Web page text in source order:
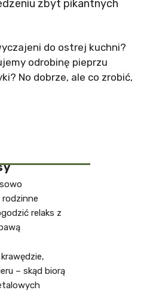
zbyt pikantnych
do ostrej kuchni?
odrobinę pieprzu
No dobrze, ale co zrobić,
rodzinne
relaks z
– skąd biorą